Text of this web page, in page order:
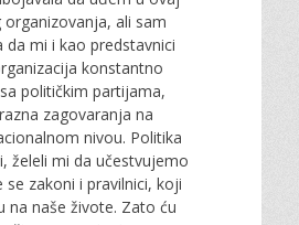
ali sam
da mi i kao predstavnici
konstantno
političkim partijama,
zagovaranja na
nivou. Politika
želeli mi da učestvujemo
se zakoni i pravilnici, koji
na naše živote. Zato ću